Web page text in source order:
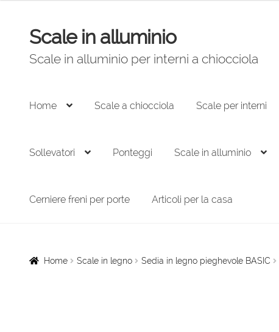
Vai
alla
navigazione
Vai
al
contenuto
Scale in alluminio
Scale in alluminio per interni a chiocciola
Home Scale a chiocciola Scale per interni
Sollevatori Ponteggi Scale in alluminio
Cerniere freni per porte Articoli per la casa
Home Scale in legno Sedia in legno pieghevole BASIC
originale
139,00 €.
attuale
101,00 €.